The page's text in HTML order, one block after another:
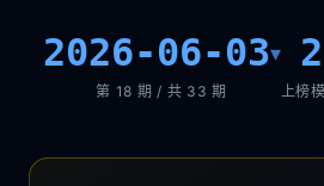
2026-06-03▾
第 18 期 / 共 33 期
2
上榜